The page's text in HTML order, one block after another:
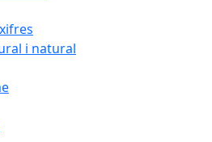
i natural